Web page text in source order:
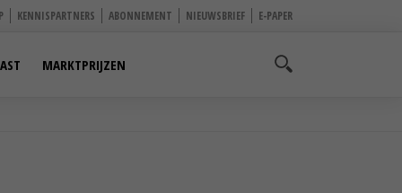
KENNISPARTNERS ABONNEMENT NIEUWSBRIEF E-PAPER
MARKTPRIJZEN